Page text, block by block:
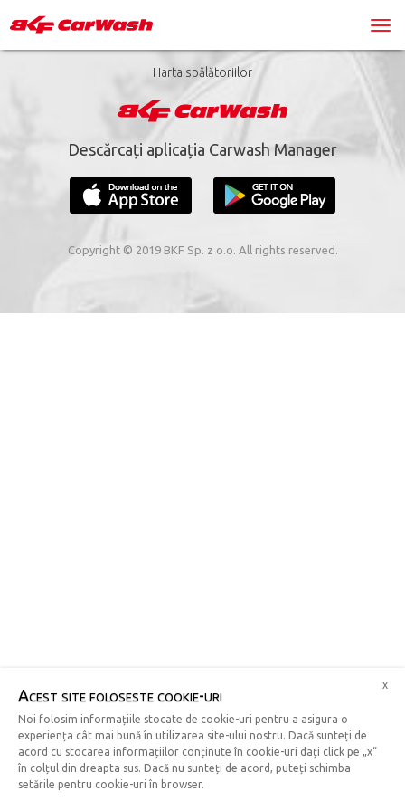
Harta spălătoriilor
Descărcați aplicația Carwash Manager
Copyright © 2019 BKF Sp. z o.o. All rights reserved.
Acest site foloseste cookie-uri
Noi folosim informațiile stocate de cookie-uri pentru a asigura o
experiența cât mai bună în utilizarea site-ului nostru. Dacă sunteți de
acord cu stocarea informațiilor conținute în cookie-uri dați click pe „x“
în colțul din dreapta sus. Dacă nu sunteți de acord, puteți schimba
setările pentru cookie-uri în browser.
x